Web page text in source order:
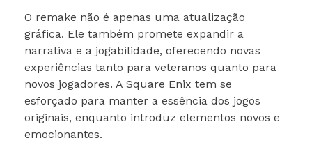
O remake não é apenas uma atualização
gráfica. Ele também promete expandir a
narrativa e a jogabilidade, oferecendo novas
experiências tanto para veteranos quanto para
novos jogadores. A Square Enix tem se
esforçado para manter a essência dos jogos
originais, enquanto introduz elementos novos e
emocionantes.